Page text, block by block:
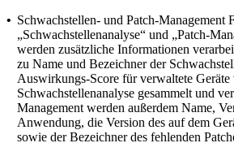
• Schwachstellen- und Patch-Management
„Schwachstellenanalyse“ und „Patch-
werden zusätzliche Informationen
zu Name und Bezeichner der
Auswirkungs-Score für verwaltete
Schwachstellenanalyse gesammelt und
Management werden außerdem Name,
Anwendung, die Version des auf dem
sowie der Bezeichner des fehlenden